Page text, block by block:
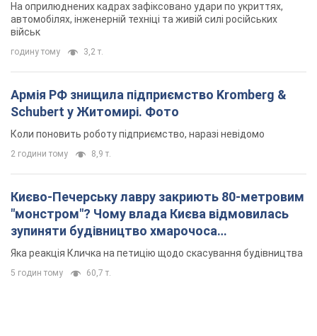
На оприлюднених кадрах зафіксовано удари по укриттях,
автомобілях, інженерній техніці та живій силі російських
військ
годину тому 3,2 т.
Армія РФ знищила підприємство Kromberg &
Schubert у Житомирі. Фото
Коли поновить роботу підприємство, наразі невідомо
2 години тому 8,9 т.
Києво-Печерську лавру закриють 80-метровим
"монстром"? Чому влада Києва відмовилась
зупиняти будівництво хмарочоса
"московського вірянина"
Яка реакція Кличка на петицію щодо скасування будівництва
5 годин тому 60,7 т.